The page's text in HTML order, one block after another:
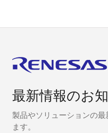
最新情報のお
製品やソリューションの
ます。